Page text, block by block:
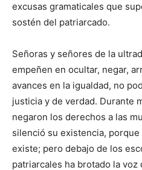
excusas gramaticales que
sostén del patriarcado.
Señoras y señores de la
empeñen en ocultar, negar,
avances en la igualdad, no
justicia y de verdad. Durante
negaron los derechos a las
silenció su existencia,
existe; pero debajo de los
patriarcales ha brotado la voz